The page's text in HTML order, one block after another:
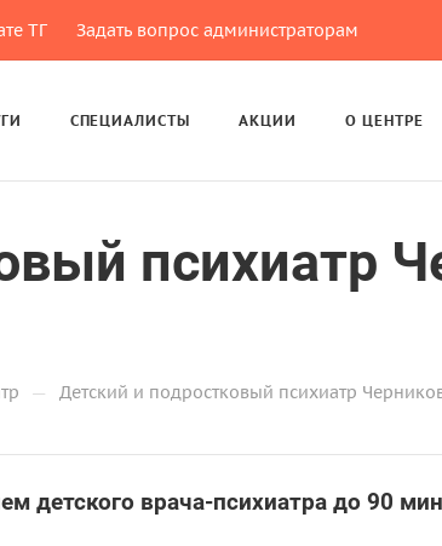
ТГ Задать вопрос администраторам
СПЕЦИАЛИСТЫ АКЦИИ О ЦЕНТРЕ
психиатр
— Детский и подростковый психиатр
детского врача-психиатра до 90